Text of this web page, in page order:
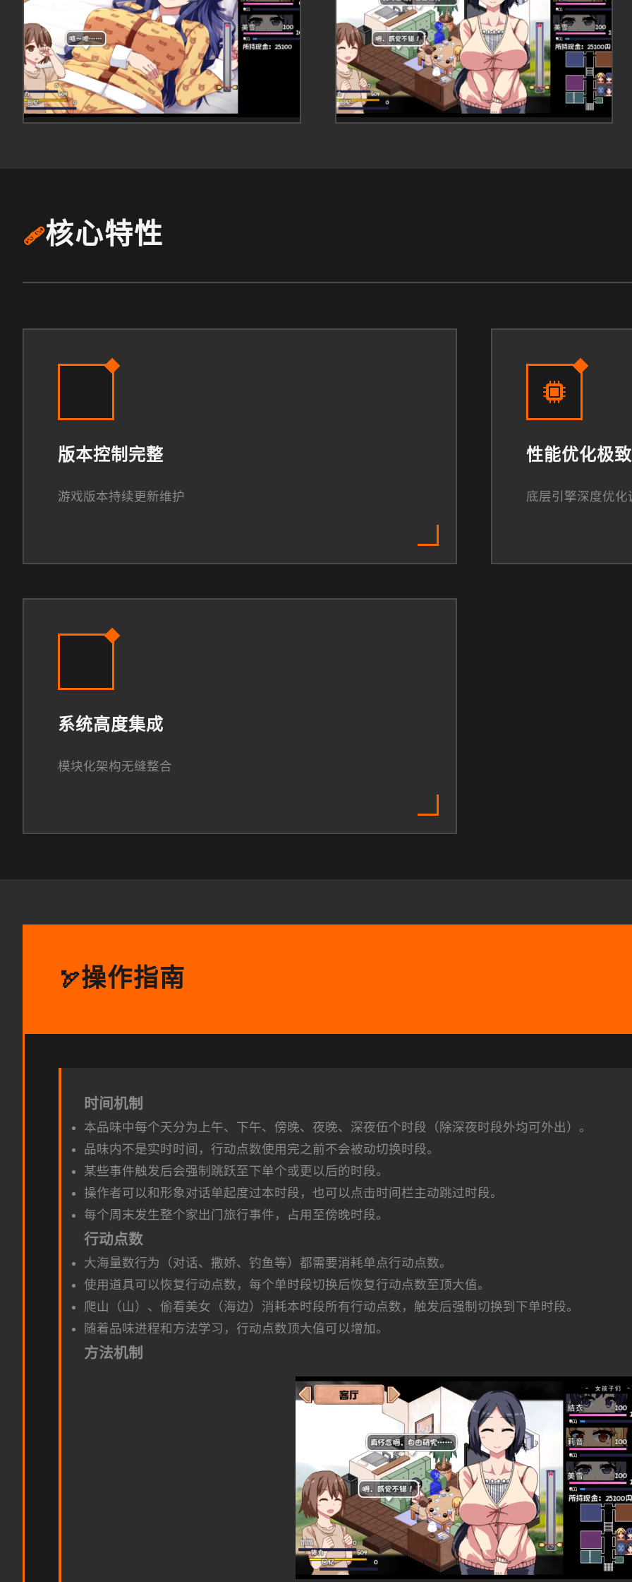
🩹核心特性
版本控制完整
游戏版本持续更新维护
性能优化极致
底层引擎深度优化
系统高度集成
模块化架构无缝整合
🏹操作指南
时间机制
本品味中每个天分为上午、下午、傍晚、夜晚、深夜伍个时段（除深夜时段外均可外出）。
品味内不是实时时间，行动点数使用完之前不会被动切换时段。
某些事件触发后会强制跳跃至下单个或更以后的时段。
操作者可以和形象对话单起度过本时段，也可以点击时间栏主动跳过时段。
每个周末发生整个家出门旅行事件，占用至傍晚时段。
行动点数
大海量数行为（对话、撒娇、钓鱼等）都需要消耗单点行动点数。
使用道具可以恢复行动点数，每个单时段切换后恢复行动点数至顶大值。
爬山（山）、偷看美女（海边）消耗本时段所有行动点数，触发后强制切换到下单时段。
随着品味进程和方法学习，行动点数顶大值可以增加。
方法机制